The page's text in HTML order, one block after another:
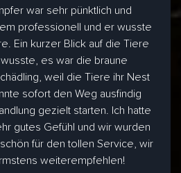
war sehr pünktlich und
professionell und er wusste
Ein kurzer Blick auf die Tiere
es war die braune
weil die Tiere ihr Nest
sofort den Weg ausfindig
gezielt starten. Ich hatte
gutes Gefühl und wir wurden
für den tollen Service, wir
weiterempfehlen!